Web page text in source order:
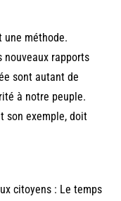
une méthode.
nouveaux rapports
sont autant de
à notre peuple.
son exemple, doit
citoyens : Le temps